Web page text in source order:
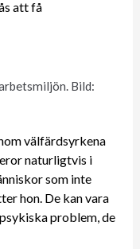
att få
Bild:
välfärdsyrkena
naturligtvis i
som inte
hon. De kan vara
problem, de